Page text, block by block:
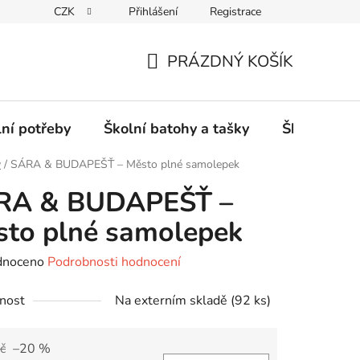
CZK Přihlášení Registrace
KOŠÍK
PRÁZDNÝ KOŠÍK
potřeby Školní batohy a tašky Školní sety
/ SÁRA & BUDAPEŠŤ – Město plné samolepek
& BUDAPEŠŤ –
plné samolepek
Podrobnosti hodnocení
Na externím skladě (92 ks)
–20 %